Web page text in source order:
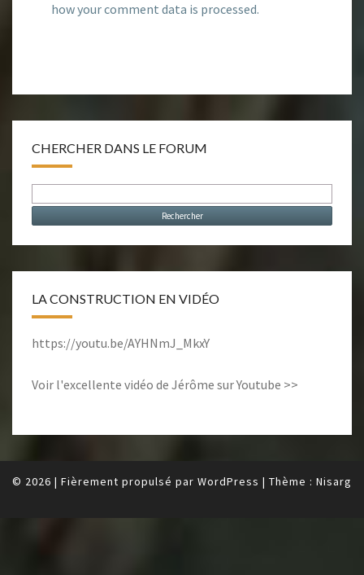
how your comment data is processed.
CHERCHER DANS LE FORUM
LA CONSTRUCTION EN VIDÉO
https://youtu.be/AYHNmJ_MkxY
Voir l'excellente vidéo de Jérôme sur Youtube >>
© 2026 | Fièrement propulsé par WordPress | Thème : Nisarg